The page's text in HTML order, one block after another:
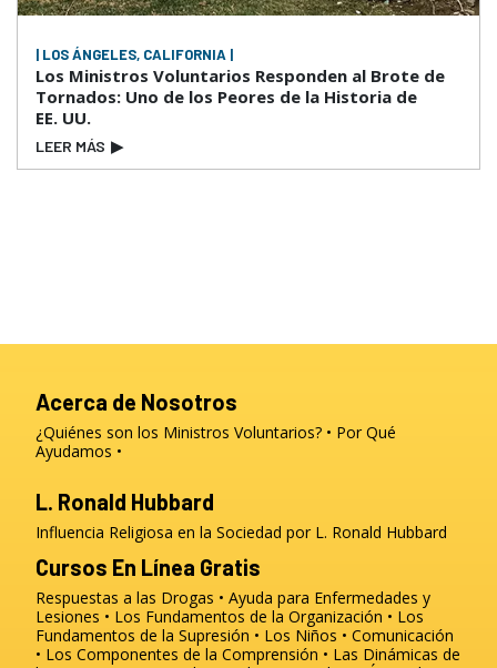
| LOS ÁNGELES, CALIFORNIA |
Los Ministros Voluntarios Responden al Brote de
Tornados: Uno de los Peores de la Historia de
EE. UU.
LEER MÁS ▶
Acerca de Nosotros
¿Quiénes son los Ministros Voluntarios?
Por Qué
Ayudamos
L. Ronald Hubbard
Influencia Religiosa en la Sociedad por L. Ronald Hubbard
Cursos En Línea Gratis
Respuestas a las Drogas
Ayuda para Enfermedades y
Lesiones
Los Fundamentos de la Organización
Los
Fundamentos de la Supresión
Los Niños
Comunicación
Los Componentes de la Comprensión
Las Dinámicas de